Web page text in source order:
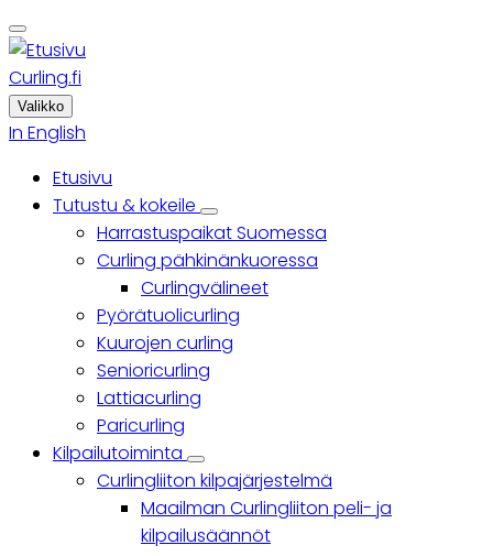
to
main
content
Curling.fi
Valikko
In English
Päävalikko
Etusivu
Tutustu & kokeile
Tutustu
&
kokeile
sub-
navigation
Harrastuspaikat Suomessa
Curling pähkinänkuoressa
Curlingvälineet
Pyörätuolicurling
Kuurojen curling
Senioricurling
Lattiacurling
Paricurling
Kilpailutoiminta
Kilpailutoiminta
sub-
navigation
Curlingliiton kilpajärjestelmä
Maailman Curlingliiton peli- ja
kilpailusäännöt